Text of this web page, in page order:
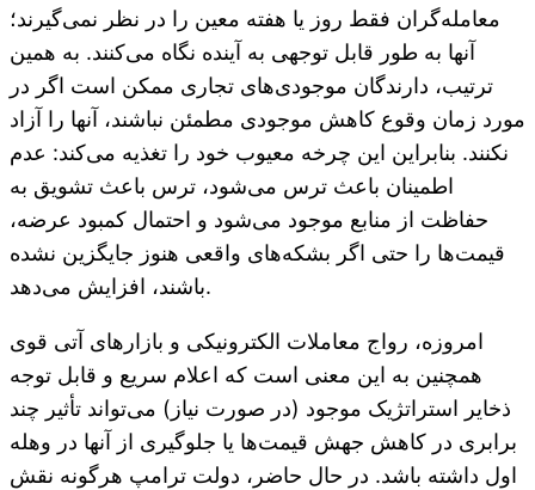
معامله‌گران فقط روز یا هفته معین را در نظر نمی‌گیرند؛
آنها به طور قابل توجهی به آینده نگاه می‌کنند. به همین
ترتیب، دارندگان موجودی‌های تجاری ممکن است اگر در
مورد زمان وقوع کاهش موجودی مطمئن نباشند، آنها را آزاد
نکنند. بنابراین این چرخه معیوب خود را تغذیه می‌کند: عدم
اطمینان باعث ترس می‌شود، ترس باعث تشویق به
حفاظت از منابع موجود می‌شود و احتمال کمبود عرضه،
قیمت‌ها را حتی اگر بشکه‌های واقعی هنوز جایگزین نشده
باشند، افزایش می‌دهد.
امروزه، رواج معاملات الکترونیکی و بازارهای آتی قوی
همچنین به این معنی است که اعلام سریع و قابل توجه
ذخایر استراتژیک موجود (در صورت نیاز) می‌تواند تأثیر چند
برابری در کاهش جهش قیمت‌ها یا جلوگیری از آنها در وهله
اول داشته باشد. در حال حاضر، دولت ترامپ هرگونه نقش